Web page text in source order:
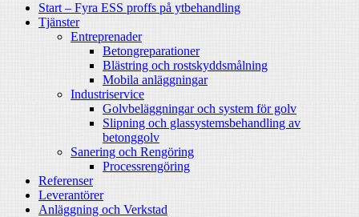
Start – Fyra ESS proffs på ytbehandling
Tjänster
Entreprenader
Betongreparationer
Blästring och rostskyddsmålning
Mobila anläggningar
Industriservice
Golvbeläggningar och system för golv
Slipning och glassystemsbehandling av
betonggolv
Sanering och Rengöring
Processrengöring
Referenser
Leverantörer
Anläggning och Verkstad